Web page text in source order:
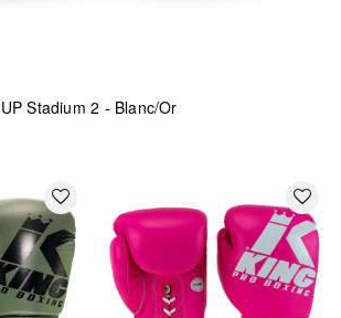
Stadium 2 - Blanc/Or
favorite_border favorite_border